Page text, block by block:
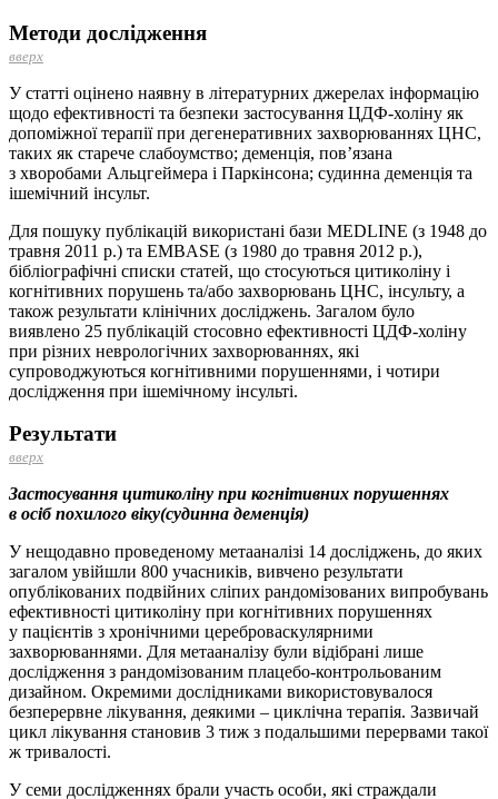
Методи дослідження
вверх
У статті оцінено наявну в літературних джерелах інформацію
щодо ефективності та безпеки застосування ЦДФ-холіну як
допоміжної терапії при дегенеративних захворюваннях ЦНС,
таких як старече слабоумство; деменція, пов’язана
з хворобами Альцгеймера і Паркінсона; судинна деменція та
ішемічний інсульт.
Для пошуку публікацій використані бази MEDLINE (з 1948 до
травня 2011 р.) та EMBASE (з 1980 до травня 2012 р.),
бібліографічні списки статей, що стосуються цитиколіну і
когнітивних порушень та/або захворювань ЦНС, інсульту, а
також результати клінічних досліджень. Загалом було
виявлено 25 публікацій стосовно ефективності ЦДФ-холіну
при різних неврологічних захворюваннях, які
супроводжуються когнітивними порушеннями, і чотири
дослідження при ішемічному інсульті.
Результати
вверх
Застосування цитиколіну при когнітивних порушеннях
в осіб похилого віку(судинна деменція)
У нещодавно проведеному метааналізі 14 до­слід­жень, до яких
загалом увійшли 800 учасників, вивчено результати
опублікованих подвійних сліпих рандомізованих випробувань
ефективності цитиколіну при когнітивних порушеннях
у пацієнтів з хронічними цереброваскулярними
захворюваннями. Для метааналізу були відібрані лише
дослідження з рандомізованим плацебо-контро­льованим
дизайном. Окремими дослідниками використовувалося
безперервне лікування, деякими – циклічна терапія. Зазвичай
цикл лікування становив 3 тиж з подальшими перервами такої
ж тривалості.
У семи дослідженнях брали участь особи, які страждали